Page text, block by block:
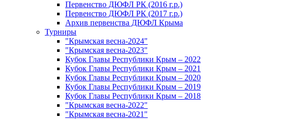
Первенство ДЮФЛ РК (2016 г.р.)
Первенство ДЮФЛ РК (2017 г.р.)
Архив первенства ДЮФЛ Крыма
Турниры
"Крымская весна-2024"
"Крымская весна-2023"
Кубок Главы Республики Крым – 2022
Кубок Главы Республики Крым – 2021
Кубок Главы Республики Крым – 2020
Кубок Главы Республики Крым – 2019
Кубок Главы Республики Крым – 2018
"Крымская весна-2022"
"Крымская весна-2021"